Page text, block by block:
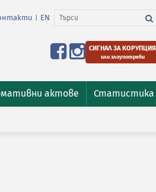
EN
СИГНАЛ ЗА КОРУПЦИЯ
или злоупотреби
актове Статистика